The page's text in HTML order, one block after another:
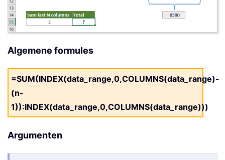
Algemene formules
=SUM(INDEX(data_range,0,COLUMNS(data_range)-
(n-
1)):INDEX(data_range,0,COLUMNS(data_range)))
Argumenten